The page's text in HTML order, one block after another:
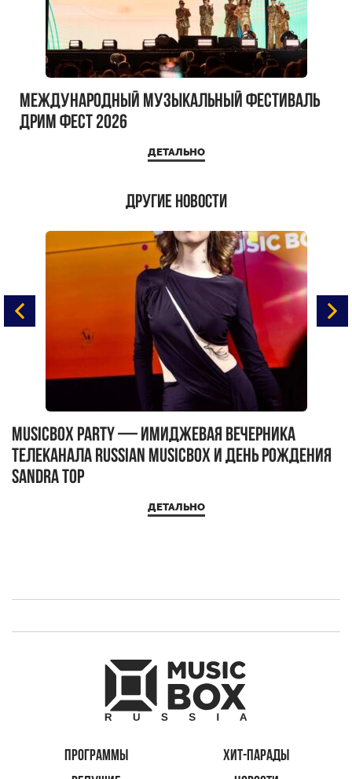
Международный музыкальный фестиваль
ДРИМ ФЕСТ 2026
ДЕТАЛЬНО
Другие новости
MUSICBOX PARTY — имиджевая вечерника
телеканала RUSSIAN MUSICBOX и день рождения
Sandra Top
ДЕТАЛЬНО
ПРОГРАММЫ
ХИТ-ПАРАДЫ